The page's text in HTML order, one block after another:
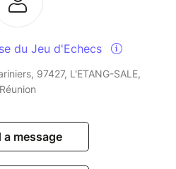
du Jeu d'Echecs
97427, L'ETANG-SALE,
Réunion
a message